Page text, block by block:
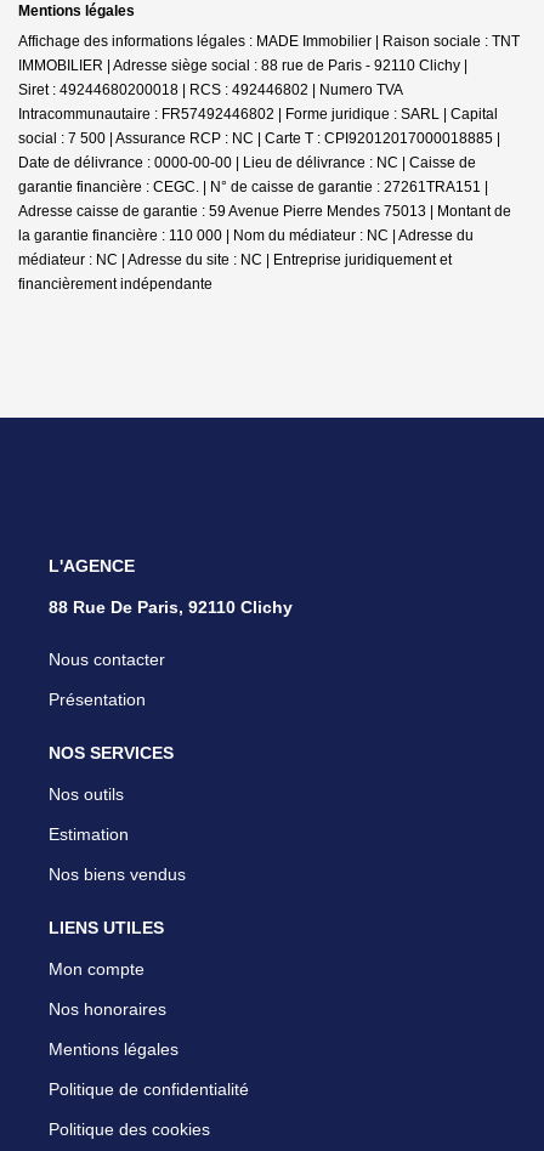
Mentions légales
Affichage des informations légales : MADE Immobilier | Raison sociale : TNT
IMMOBILIER | Adresse siège social : 88 rue de Paris - 92110 Clichy |
Siret : 49244680200018 | RCS : 492446802 | Numero TVA
Intracommunautaire : FR57492446802 | Forme juridique : SARL | Capital
social : 7 500 | Assurance RCP : NC | Carte T : CPI92012017000018885 |
Date de délivrance : 0000-00-00 | Lieu de délivrance : NC | Caisse de
garantie financière : CEGC. | N° de caisse de garantie : 27261TRA151 |
Adresse caisse de garantie : 59 Avenue Pierre Mendes 75013 | Montant de
la garantie financière : 110 000 | Nom du médiateur : NC | Adresse du
médiateur : NC | Adresse du site : NC | Entreprise juridiquement et
financièrement indépendante
L'AGENCE
88 Rue De Paris, 92110 Clichy
Nous contacter
Présentation
NOS SERVICES
Nos outils
Estimation
Nos biens vendus
LIENS UTILES
Mon compte
Nos honoraires
Mentions légales
Politique de confidentialité
Politique des cookies